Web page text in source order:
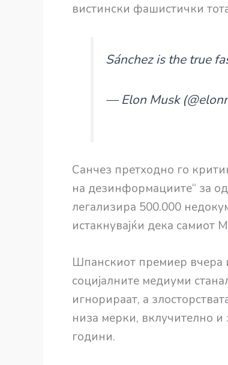
вистински фашистички
Sánchez is the true
— Elon Musk
Санчез претходно го
на дезинформациите“ за
легализира 500.000
истакнувајќи дека самиот
Шпанскиот премиер вчера
социјалните медиуми
игнорираат, а
низа мерки, вклучително
години.